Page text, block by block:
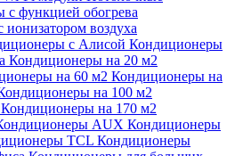
функцией обогрева
воздуха
с Алисой Кондиционеры
Кондиционеры на 20 м2
на 60 м2 Кондиционеры на
на 100 м2
Кондиционеры на 170 м2
AUX Кондиционеры
TCL Кондиционеры